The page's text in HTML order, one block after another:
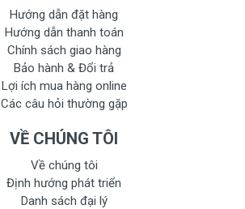
Hướng dẫn đặt hàng
Hướng dẫn thanh toán
Chính sách giao hàng
Bảo hành & Đổi trả
Lợi ích mua hàng online
Các câu hỏi thường gặp
VỀ CHÚNG TÔI
Về chúng tôi
Định hướng phát triển
Danh sách đại lý